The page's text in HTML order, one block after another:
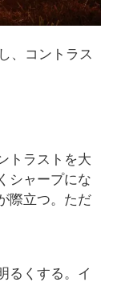
、コントラス
トラストを大
シャープにな
際立つ。ただ
るくする。イ